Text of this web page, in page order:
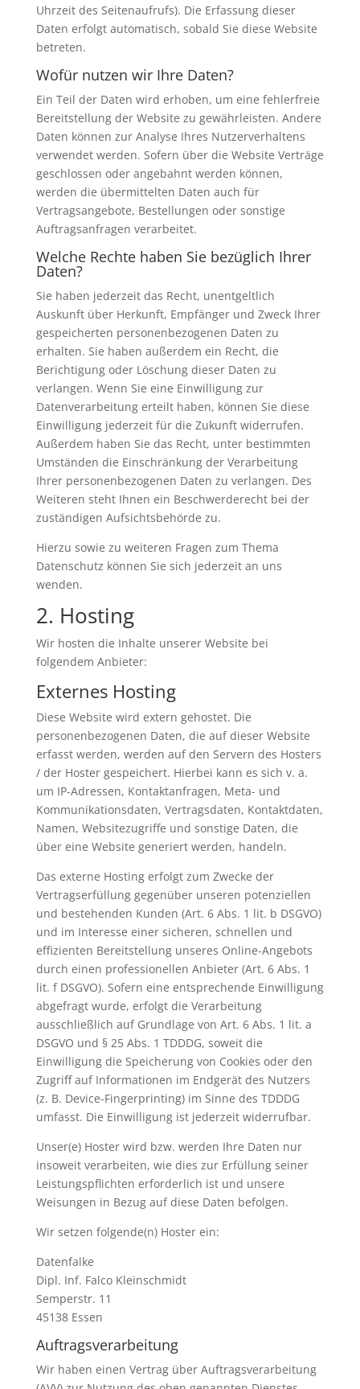
Uhrzeit des Seitenaufrufs). Die Erfassung dieser
Daten erfolgt automatisch, sobald Sie diese Website
betreten.
Wofür nutzen wir Ihre Daten?
Ein Teil der Daten wird erhoben, um eine fehlerfreie
Bereitstellung der Website zu gewährleisten. Andere
Daten können zur Analyse Ihres Nutzerverhaltens
verwendet werden. Sofern über die Website Verträge
geschlossen oder angebahnt werden können,
werden die übermittelten Daten auch für
Vertragsangebote, Bestellungen oder sonstige
Auftragsanfragen verarbeitet.
Welche Rechte haben Sie bezüglich Ihrer
Daten?
Sie haben jederzeit das Recht, unentgeltlich
Auskunft über Herkunft, Empfänger und Zweck Ihrer
gespeicherten personenbezogenen Daten zu
erhalten. Sie haben außerdem ein Recht, die
Berichtigung oder Löschung dieser Daten zu
verlangen. Wenn Sie eine Einwilligung zur
Datenverarbeitung erteilt haben, können Sie diese
Einwilligung jederzeit für die Zukunft widerrufen.
Außerdem haben Sie das Recht, unter bestimmten
Umständen die Einschränkung der Verarbeitung
Ihrer personenbezogenen Daten zu verlangen. Des
Weiteren steht Ihnen ein Beschwerderecht bei der
zuständigen Aufsichtsbehörde zu.
Hierzu sowie zu weiteren Fragen zum Thema
Datenschutz können Sie sich jederzeit an uns
wenden.
2. Hosting
Wir hosten die Inhalte unserer Website bei
folgendem Anbieter:
Externes Hosting
Diese Website wird extern gehostet. Die
personenbezogenen Daten, die auf dieser Website
erfasst werden, werden auf den Servern des Hosters
/ der Hoster gespeichert. Hierbei kann es sich v. a.
um IP-Adressen, Kontaktanfragen, Meta- und
Kommunikationsdaten, Vertragsdaten, Kontaktdaten,
Namen, Websitezugriffe und sonstige Daten, die
über eine Website generiert werden, handeln.
Das externe Hosting erfolgt zum Zwecke der
Vertragserfüllung gegenüber unseren potenziellen
und bestehenden Kunden (Art. 6 Abs. 1 lit. b DSGVO)
und im Interesse einer sicheren, schnellen und
effizienten Bereitstellung unseres Online-Angebots
durch einen professionellen Anbieter (Art. 6 Abs. 1
lit. f DSGVO). Sofern eine entsprechende Einwilligung
abgefragt wurde, erfolgt die Verarbeitung
ausschließlich auf Grundlage von Art. 6 Abs. 1 lit. a
DSGVO und § 25 Abs. 1 TDDDG, soweit die
Einwilligung die Speicherung von Cookies oder den
Zugriff auf Informationen im Endgerät des Nutzers
(z. B. Device-Fingerprinting) im Sinne des TDDDG
umfasst. Die Einwilligung ist jederzeit widerrufbar.
Unser(e) Hoster wird bzw. werden Ihre Daten nur
insoweit verarbeiten, wie dies zur Erfüllung seiner
Leistungspflichten erforderlich ist und unsere
Weisungen in Bezug auf diese Daten befolgen.
Wir setzen folgende(n) Hoster ein:
Datenfalke
Dipl. Inf. Falco Kleinschmidt
Semperstr. 11
45138 Essen
Auftragsverarbeitung
Wir haben einen Vertrag über Auftragsverarbeitung